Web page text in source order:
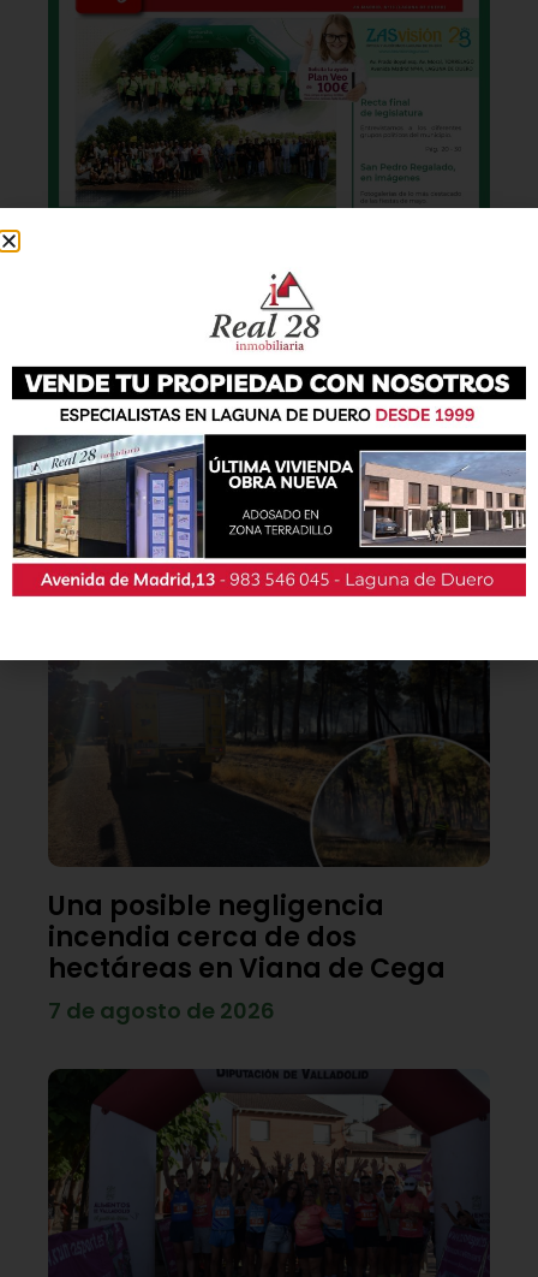
También podrás conseguir la revista en papel
de formagratuita
en todos los negocios
patrocinadores y en la Casa de las Artes.
Lo último
Una posible negligencia
incendia cerca de dos
hectáreas en Viana de Cega
7 de agosto de 2026